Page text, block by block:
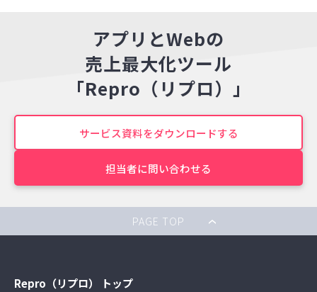
アプリとWebの
売上最大化ツール
「Repro（リプロ）」
サービス資料をダウンロードする
担当者に問い合わせる
PAGE TOP
Repro（リプロ） トップ